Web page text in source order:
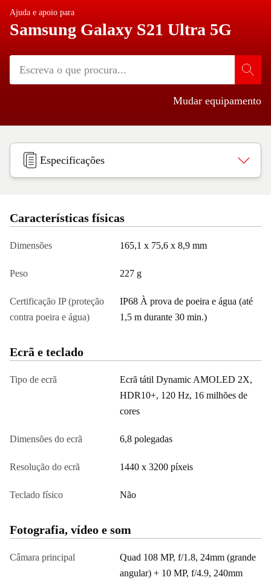
Ajuda e apoio para
Samsung Galaxy S21 Ultra 5G
Mudar equipamento
Especificações
Características físicas
Dimensões 165,1 x 75,6 x 8,9 mm
Peso 227 g
Certificação IP (proteção
contra poeira e água)
IP68 À prova de poeira e água (até
1,5 m durante 30 min.)
Ecrã e teclado
Tipo de ecrã
Ecrã tátil Dynamic AMOLED 2X,
HDR10+, 120 Hz, 16 milhões de
cores
Dimensões do ecrã 6,8 polegadas
Resolução do ecrã 1440 x 3200 píxeis
Teclado físico Não
Fotografia, vídeo e som
Câmara principal
Quad 108 MP, f/1.8, 24mm (grande
angular) + 10 MP, f/4.9, 240mm